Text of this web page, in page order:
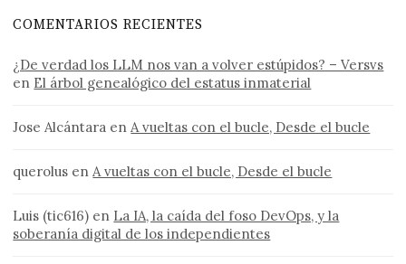
COMENTARIOS RECIENTES
¿De verdad los LLM nos van a volver estúpidos? – Versvs
en El árbol genealógico del estatus inmaterial
Jose Alcántara en A vueltas con el bucle, Desde el bucle
querolus en A vueltas con el bucle, Desde el bucle
Luis (tic616) en La IA, la caída del foso DevOps, y la
soberanía digital de los independientes